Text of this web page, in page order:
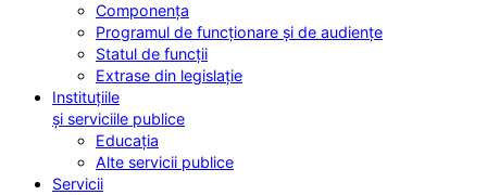
Componența
Programul de funcționare și de audiențe
Statul de funcții
Extrase din legislație
Instituțiile
și serviciile publice
Educația
Alte servicii publice
Servicii